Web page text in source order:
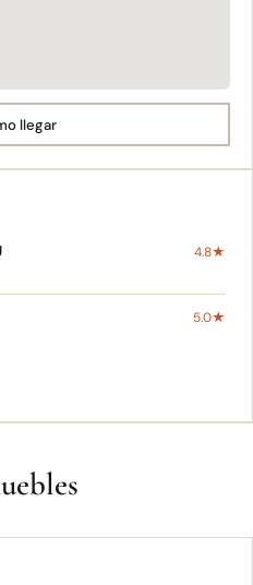
llegar
4.8★
5.0★